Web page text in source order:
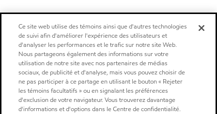
Ce site web utilise des témoins ainsi que d'autres technologies
de suivi afin d'améliorer l'expérience des utilisateurs et
d'analyser les performances et le trafic sur notre site Web.
Nous partageons également des informations sur votre
utilisation de notre site avec nos partenaires de médias
sociaux, de publicité et d'analyse, mais vous pouvez choisir de
ne pas participer à ce partage en utilisant le bouton « Rejeter
les témoins facultatifs » ou en signalant les préférences
d'exclusion de votre navigateur. Vous trouverez davantage
d'informations et d'options dans le Centre de confidentialité.